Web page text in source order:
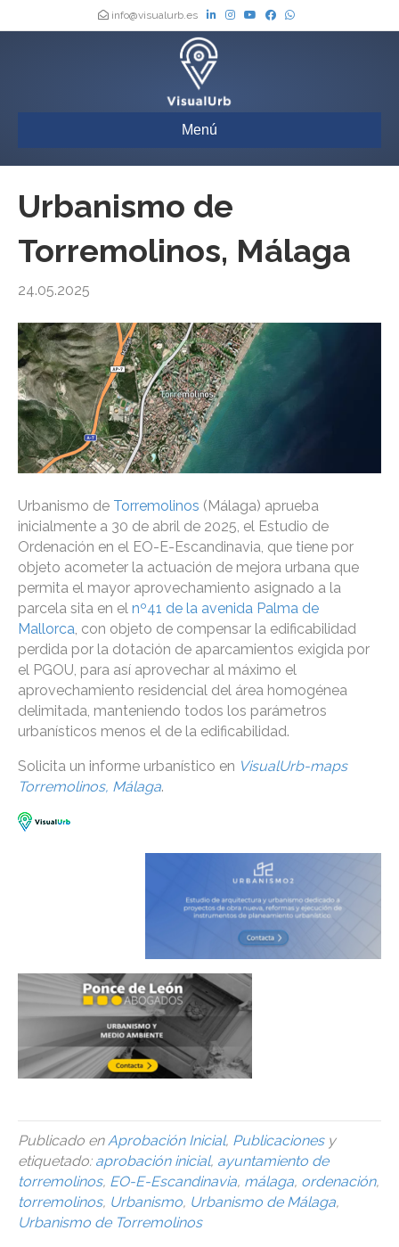
info@visualurb.es
Menú
Urbanismo de
Torremolinos, Málaga
24.05.2025
Urbanismo de Torremolinos (Málaga) aprueba
inicialmente a 30 de abril de 2025, el Estudio de
Ordenación en el EO-E-Escandinavia, que tiene por
objeto acometer la actuación de mejora urbana que
permita el mayor aprovechamiento asignado a la
parcela sita en el nº41 de la avenida Palma de
Mallorca , con objeto de compensar la edificabilidad
perdida por la dotación de aparcamientos exigida por
el PGOU, para así aprovechar al máximo el
aprovechamiento residencial del área homogénea
delimitada, manteniendo todos los parámetros
urbanísticos menos el de la edificabilidad.
Solicita un informe urbanístico en VisualUrb-maps
Torremolinos, Málaga.
Publicado enAprobación Inicial, Publicacionesy
etiquetado: aprobación inicial, ayuntamiento de
torremolinos, EO-E-Escandinavia, málaga, ordenación,
torremolinos, Urbanismo, Urbanismo de Málaga,
Urbanismo de Torremolinos